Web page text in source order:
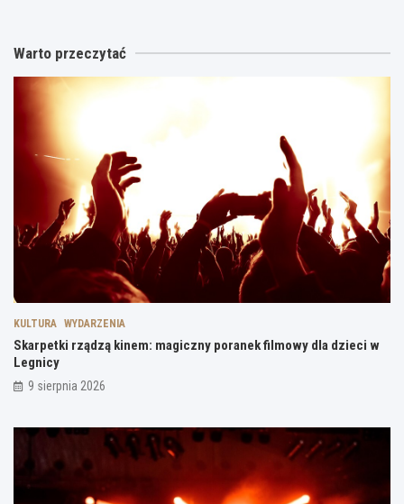
Warto przeczytać
KULTURA WYDARZENIA
Skarpetki rządzą kinem: magiczny poranek filmowy dla dzieci w
Legnicy
9 sierpnia 2026